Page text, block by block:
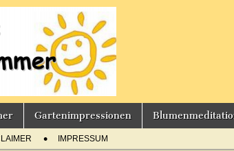
Gartenimpressionen
IMPRESSUM